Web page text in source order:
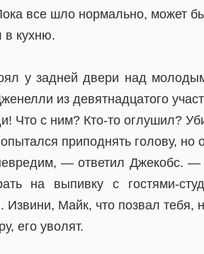
все шло нормально, может
в кухню.
у задней двери над
из девятнадцатого
Что с ним? Кто-то оглушил?
приподнять голову, но
— ответил Джекобс. —
на выпивку с гостями-
Извини, Майк, что позвал тебя,
его уволят.